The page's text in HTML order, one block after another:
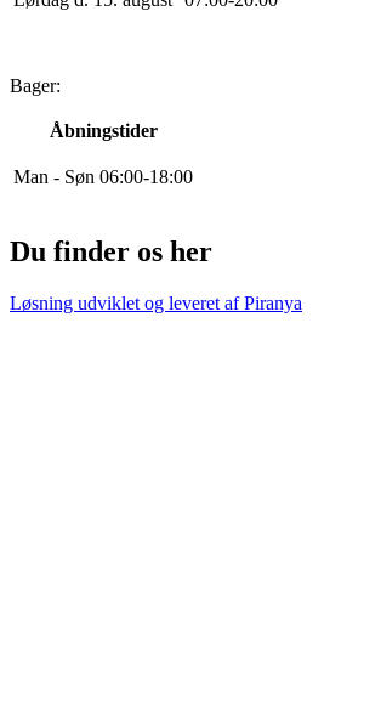
Bager:
Åbningstider
Man - Søn 06:00-18:00
Du finder os her
Løsning udviklet og leveret afPiranya